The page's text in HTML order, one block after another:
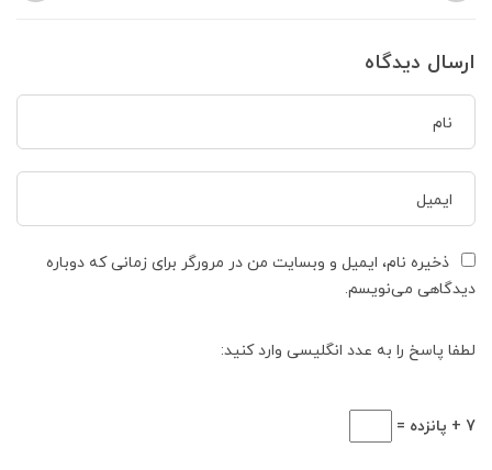
ارسال دیدگاه
ذخیره نام، ایمیل و وبسایت من در مرورگر برای زمانی که دوباره
دیدگاهی می‌نویسم.
لطفا پاسخ را به عدد انگلیسی وارد کنید:
7 + پانزده =